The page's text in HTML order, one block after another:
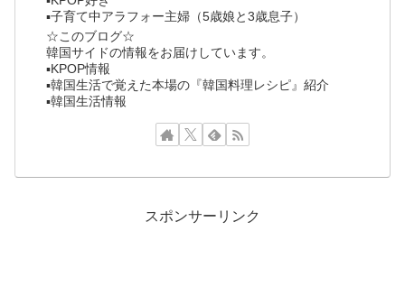
▪︎子育て中アラフォー主婦（5歳娘と3歳息子）
☆このブログ☆
韓国サイドの情報をお届けしています。
▪︎KPOP情報
▪︎韓国生活で覚えた本場の『韓国料理レシピ』紹介
▪︎韓国生活情報
スポンサーリンク